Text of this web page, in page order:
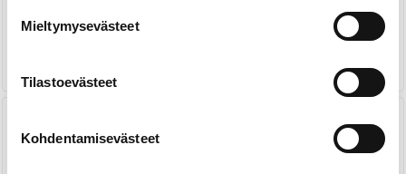
Mieltymysevästeet
Tilastoevästeet
Kohdentamisevästeet